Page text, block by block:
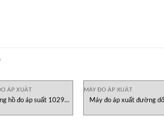
ÁP XUẤT
hồ đo áp suất 1029
MÁY ĐO ÁP XUẤT
Máy đo áp xuất đường